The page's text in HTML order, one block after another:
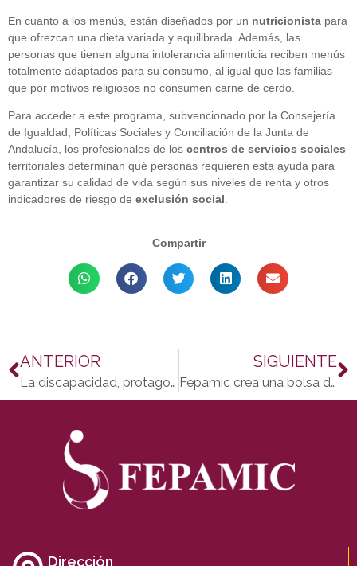
En cuanto a los menús, están diseñados por un nutricionista para
que ofrezcan una dieta variada y equilibrada. Además, las
personas que tienen alguna intolerancia alimenticia reciben menús
totalmente adaptados para su consumo, al igual que las familias
que por motivos religiosos no consumen carne de cerdo.
Para acceder a este programa, subvencionado por la Consejería
de Igualdad, Políticas Sociales y Conciliación de la Junta de
Andalucía, los profesionales de los centros de servicios sociales
territoriales determinan qué personas requieren esta ayuda para
garantizar su calidad de vida según sus niveles de renta y otros
indicadores de riesgo de exclusión social
Compartir
ANTERIOR
La discapacidad, protagonista de la gran pantalla
SIGUIENTE
Fepamic crea una bolsa de empleo especializada en Málaga
Dirección